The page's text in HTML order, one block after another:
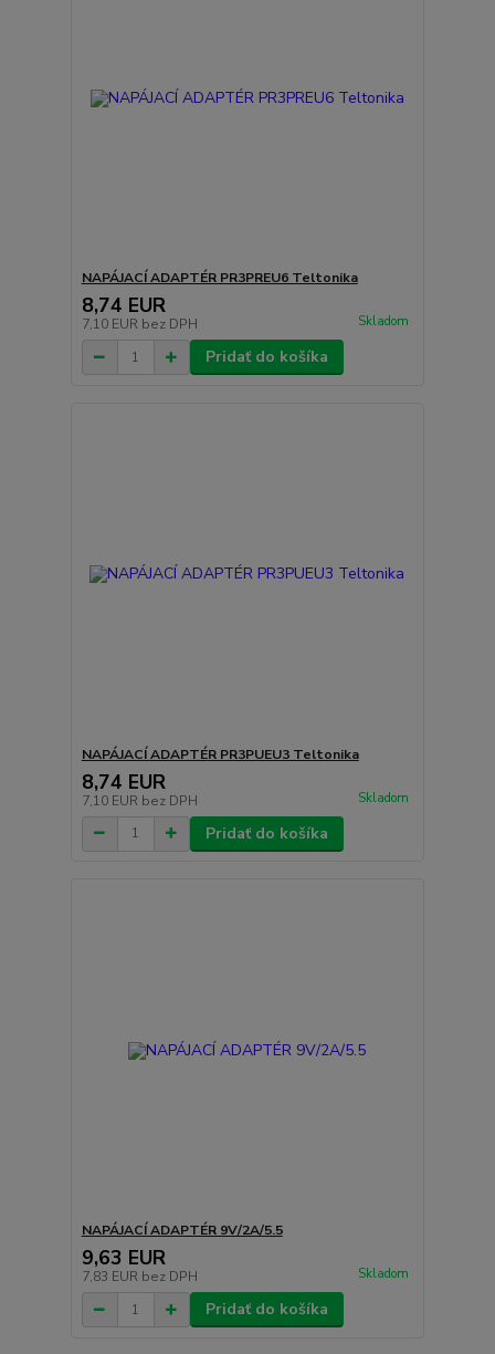
NAPÁJACÍ ADAPTÉR PR3PREU6 Teltonika
8,74 EUR
7,10 EUR bez DPH Skladom
Pridať do košíka
NAPÁJACÍ ADAPTÉR PR3PUEU3 Teltonika
8,74 EUR
7,10 EUR bez DPH Skladom
Pridať do košíka
NAPÁJACÍ ADAPTÉR 9V/2A/5.5
9,63 EUR
7,83 EUR bez DPH Skladom
Pridať do košíka